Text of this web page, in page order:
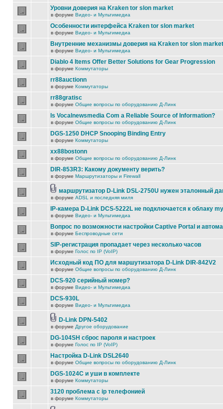
Уровни доверия на Kraken tor slon market
в форуме Видео- и Мультимедиа
Особенности интерфейса Kraken tor slon market
в форуме Видео- и Мультимедиа
Внутренние механизмы доверия на Kraken tor slon market
в форуме Видео- и Мультимедиа
Diablo 4 Items Offer Better Solutions for Gear Progression
в форуме Коммутаторы
rr88auctionn
в форуме Коммутаторы
rr88gratisc
в форуме Общие вопросы по оборудованию Д-Линк
Is Vocalnewsmedia Com a Reliable Source of Information?
в форуме Общие вопросы по оборудованию Д-Линк
DGS-1250 DHCP Snooping Binding Entry
в форуме Коммутаторы
xx88bostonn
в форуме Общие вопросы по оборудованию Д-Линк
DIR-853R3: Какому документу верить?
в форуме Маршрутизаторы и Firewall
маршрутизатор D-Link DSL-2750U нужен эталонный
в форуме ADSL и последняя миля
IP-камера D-Link DCS-5222L не подключается к облаку
в форуме Видео- и Мультимедиа
Вопрос по возможности настройки Captive Portal и
в форуме Беспроводные сети
SIP-регистрация пропадает через несколько часов
в форуме Голос по IP (VoIP)
Исходный код ПО для маршутизатора D-Link DIR-842V2
в форуме Общие вопросы по оборудованию Д-Линк
DCS-920 серийный номер?
в форуме Видео- и Мультимедиа
DCS-930L
в форуме Видео- и Мультимедиа
D-Link DPN-5402
в форуме Другое оборудование
DG-104SH сброс пароля и настроек
в форуме Голос по IP (VoIP)
Настройка D-Link DSL2640
в форуме Общие вопросы по оборудованию Д-Линк
DGS-1024C и уши в комплекте
в форуме Коммутаторы
3120 проблема с ip телефонией
в форуме Коммутаторы